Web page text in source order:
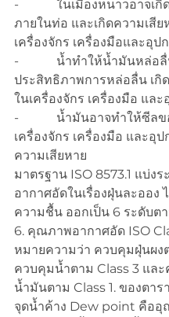
-            ในเมืองหนาวอาจเ
ภายในท่อ และเกิดความเสีย
เครื่องจักร เครื่องมือและอุป
-            น้ำทำให้น้ำมันหล่อลื่
ประสิทธิภาพการหล่อลื่น เกิ
ในเครื่องจักร เครื่องมือ แล
-            น้ำมันอาจทำให้ซีลข
เครื่องจักร เครื่องมือ และอุ
ความเสียหาย
มาตรฐาน ISO 8573.1 แบ่ง
อากาศอัดในเรื่องฝุ่นละออง
ความชื้น ออกเป็น 6 ระดับต
6. คุณภาพอากาศอัด ISO
หมายความว่า ควบคุมฝุ่นผง
ควบคุมน้ำตาม Class 3 แล
น้ำมันตาม Class 1. ของตาร
จุดน้ำค้าง Dew point คือ